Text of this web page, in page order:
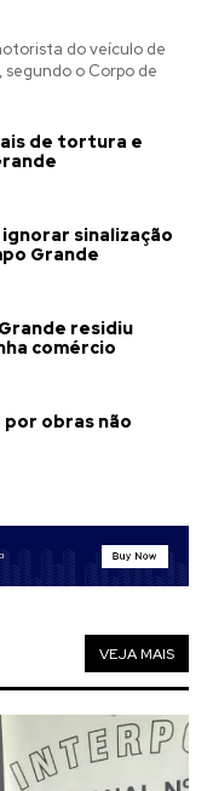
do veículo de
o Corpo de
de tortura e
sinalização
Grande
residiu
comércio
obras não
VEJA MAIS